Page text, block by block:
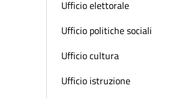
Ufficio elettorale
Ufficio politiche sociali
Ufficio cultura
Ufficio istruzione